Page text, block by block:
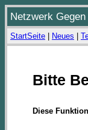
Netzwerk
StartSeite Neues
Bitte
Diese